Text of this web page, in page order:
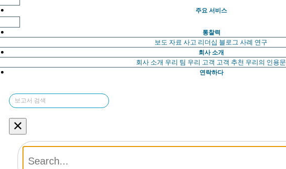
주요 서비스
통찰력
보도 자료 사고 리더십 블로그 사례 연구
회사 소개
회사 소개 우리 팀 우리 고객 고객 추천 우리의 인용문
연락하다
×